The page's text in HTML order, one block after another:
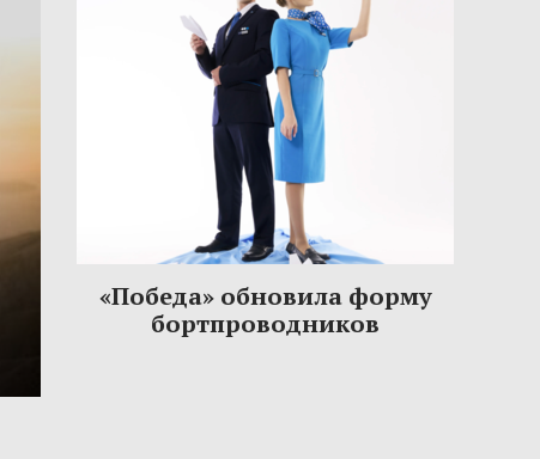
«Победа» обновила форму
бортпроводников